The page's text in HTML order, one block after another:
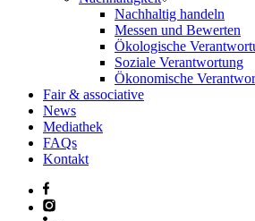
Nachhaltig handeln
Messen und Bewerten
Ökologische
Soziale Verantwortung
Ökonomische
Fair & associative
News
Mediathek
FAQs
Kontakt